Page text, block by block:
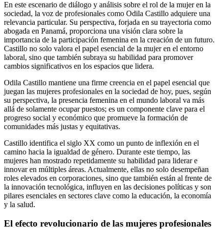
En este escenario de diálogo y análisis sobre el rol de la mujer en la
sociedad, la voz de profesionales como Odila Castillo adquiere una
relevancia particular. Su perspectiva, forjada en su trayectoria como
abogada en Panamá, proporciona una visión clara sobre la
importancia de la participación femenina en la creación de un futuro.
Castillo no solo valora el papel esencial de la mujer en el entorno
laboral, sino que también subraya su habilidad para promover
cambios significativos en los espacios que lidera.
Odila Castillo mantiene una firme creencia en el papel esencial que
juegan las mujeres profesionales en la sociedad de hoy, pues, según
su perspectiva, la presencia femenina en el mundo laboral va más
allá de solamente ocupar puestos; es un componente clave para el
progreso social y económico que promueve la formación de
comunidades más justas y equitativas.
Castillo identifica el siglo XX como un punto de inflexión en el
camino hacia la igualdad de género. Durante este tiempo, las
mujeres han mostrado repetidamente su habilidad para liderar e
innovar en múltiples áreas. Actualmente, ellas no solo desempeñan
roles elevados en corporaciones, sino que también están al frente de
la innovación tecnológica, influyen en las decisiones políticas y son
pilares esenciales en sectores clave como la educación, la economía
y la salud.
El efecto revolucionario de las mujeres profesionales